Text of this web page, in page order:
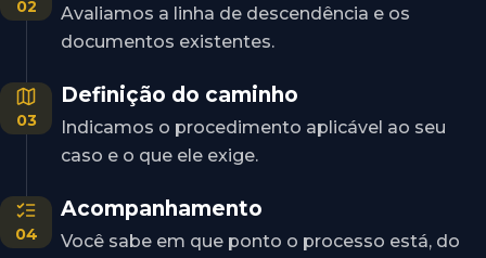
02
Avaliamos a linha de descendência e os
documentos existentes.
03
Definição do caminho
Indicamos o procedimento aplicável ao seu
caso e o que ele exige.
04
Acompanhamento
Você sabe em que ponto o processo está, do